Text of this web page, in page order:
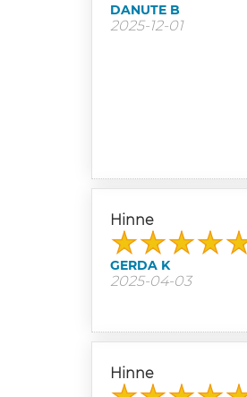
DANUTE B
2025-12-01
Hinne
GERDA K
2025-04-03
Hinne